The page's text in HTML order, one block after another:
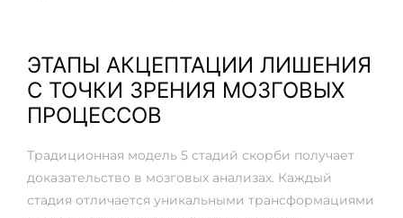
ЭТАПЫ АКЦЕПТАЦИИ ЛИШЕНИЯ
С ТОЧКИ ЗРЕНИЯ МОЗГОВЫХ
ПРОЦЕССОВ
Традиционная модель 5 стадий скорби получает
доказательство в мозговых анализах. Каждый
стадия отличается уникальными трансформациями